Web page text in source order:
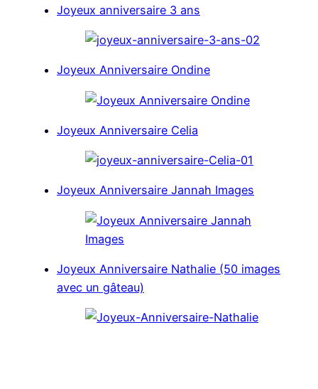
Joyeux anniversaire 3 ans
Joyeux Anniversaire Ondine
Joyeux Anniversaire Celia
Joyeux Anniversaire Jannah Images
Joyeux Anniversaire Nathalie (50 images
avec un gâteau)